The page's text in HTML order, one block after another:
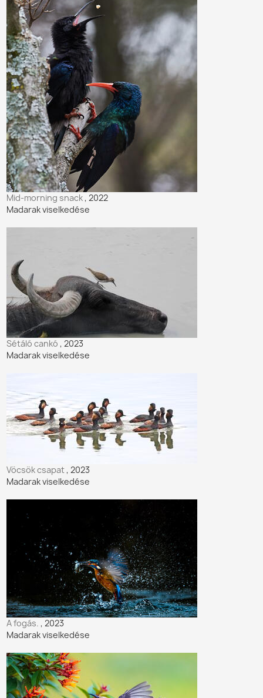
Mid-morning snack, 2022
Madarak viselkedése
Sétáló cankó, 2023
Madarak viselkedése
Vöcsök csapat, 2023
Madarak viselkedése
A fogás., 2023
Madarak viselkedése